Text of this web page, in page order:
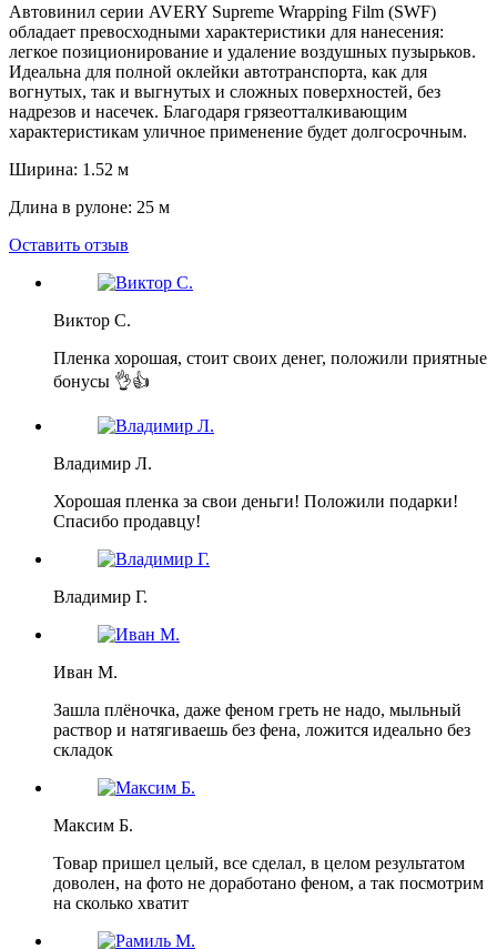
Автовинил серии AVERY Supreme Wrapping Film (SWF)
обладает превосходными характеристики для нанесения:
легкое позиционирование и удаление воздушных пузырьков.
Идеальна для полной оклейки автотранспорта, как для
вогнутых, так и выгнутых и сложных поверхностей, без
надрезов и насечек. Благодаря грязеотталкивающим
характеристикам уличное применение будет долгосрочным.
Ширина: 1.52 м
Длина в рулоне: 25 м
Оставить отзыв
Виктор С.
Пленка хорошая, стоит своих денег, положили приятные
бонусы 👌👍
Владимир Л.
Хорошая пленка за свои деньги! Положили подарки!
Спасибо продавцу!
Владимир Г.
Иван М.
Зашла плёночка, даже феном греть не надо, мыльный
раствор и натягиваешь без фена, ложится идеально без
складок
Максим Б.
Товар пришел целый, все сделал, в целом результатом
доволен, на фото не доработано феном, а так посмотрим
на сколько хватит